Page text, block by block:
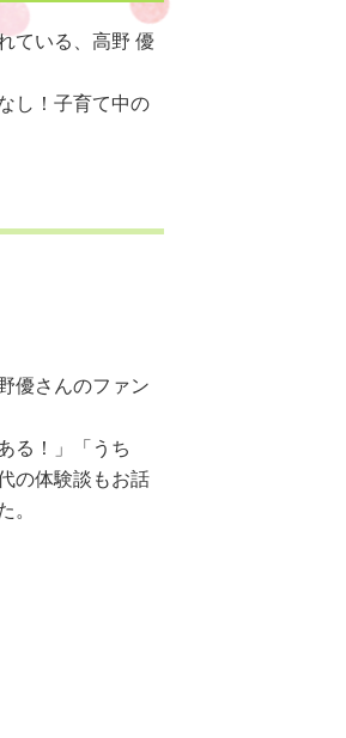
ている、高野 優
し！子育て中の
優さんのファン
る！」「うち
の体験談もお話
。​